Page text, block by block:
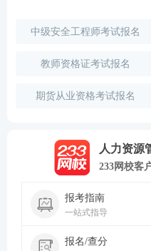
中级安全工程师考试报名
教师资格证考试报名
期货从业资格考试报名
人力资源
233网校客
报考指南
一站式指导
报名/查分